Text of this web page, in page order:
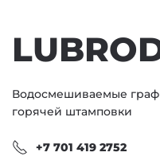
Водосмешиваемые
горячей штамповки
+7 701 419 2752